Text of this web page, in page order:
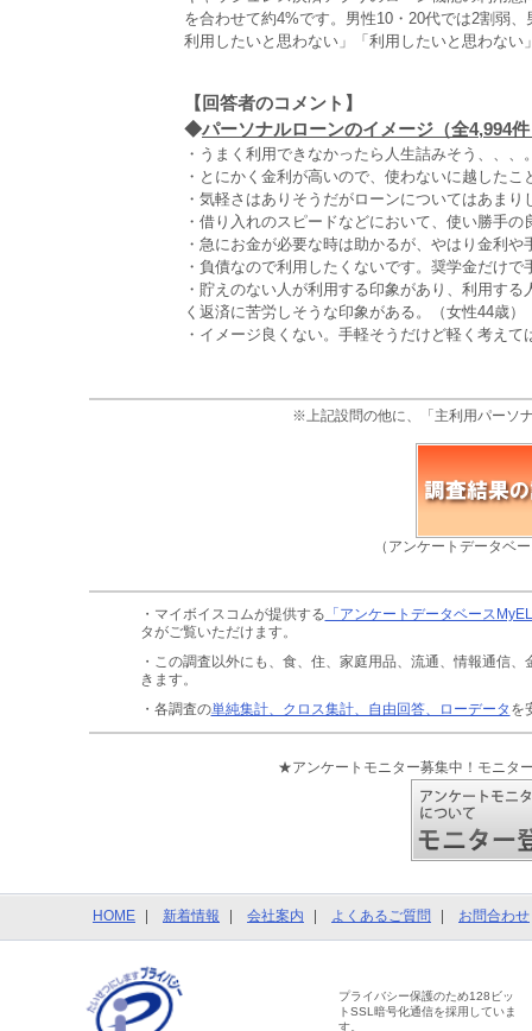
を合わせて約4%です。男性10・20代では2割弱
利用したいと思わない」「利用したいと思わない
【回答者のコメント】
◆パーソナルローンのイメージ（全4,994
・うまく利用できなかったら人生詰みそう、、、
・とにかく金利が高いので、使わないに越したこ
・気軽さはありそうだがローンについてはあま
・借り入れのスピードなどにおいて、使い勝手
・急にお金が必要な時は助かるが、やはり金利
・負債なので利用したくないです。奨学金だけ
・貯えのない人が利用する印象があり、利用す
く返済に苦労しそうな印象がある。（女性44歳）
・イメージ良くない。手軽そうだけど軽く考え
※上記設問の他に、「主利用パーソ
（アンケートデータベ
・マイボイスコムが提供する 「アンケートデータベース
タがご覧いただけます。
・この調査以外にも、食、住、家庭用品、流通、情報通信、
きます。
・各調査の単純集計、クロス集計、自由回答、ローデータ を
★アンケートモニター募集中！モニタ
HOME 新着情報 会社案内 よくあるご質問 お問合わせ
プライバシー保護のため128ビッ
トSSL暗号化通信を採用していま
す。